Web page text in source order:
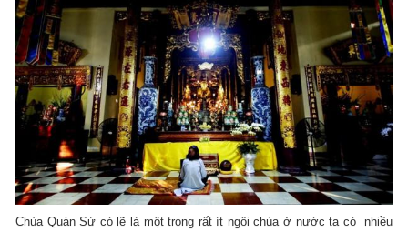
Chùa Quán Sứ có lẽ là một trong rất ít ngôi chùa ở nước ta có nhiều